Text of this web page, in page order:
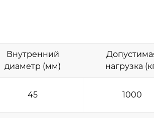
Внутренний
диаметр (мм)
нагрузка
45 1000